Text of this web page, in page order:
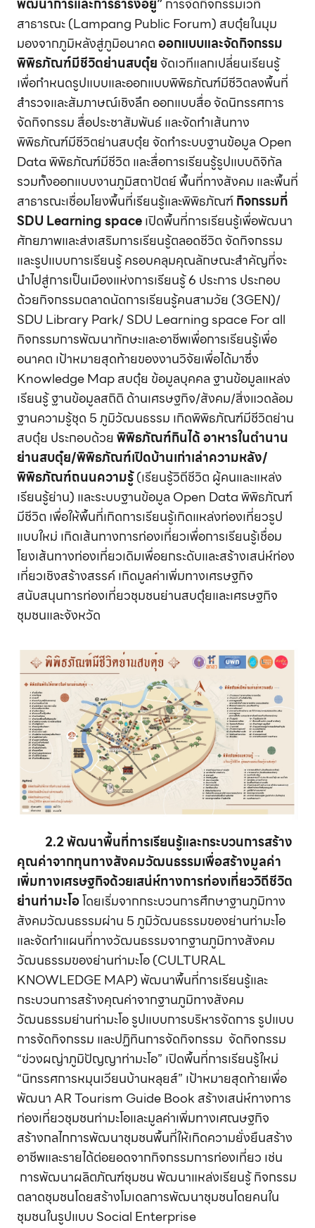
สาธารณะ (Lampang Public Forum) สบตุ๋ยในมุม
มองจากภูมิหลังสู่ภูมิอนาคตออกแบบและจัดกิจกรรม
พิพิธภัณฑ์มีชีวิตย่านสบตุ๋ยจัดเวทีแลกเปลี่ยนเรียนรู้
เพื่อกำหนดรูปแบบและออกแบบพิพิธภัณฑ์มีชีวิตลงพื้นที่
สำรวจและสัมภาษณ์เชิงลึก ออกแบบสื่อ จัดนิทรรศการ
จัดกิจกรรม สื่อประชาสัมพันธ์ และจัดทำเส้นทาง
พิพิธภัณฑ์มีชีวิตย่านสบตุ๋ย จัดทำระบบฐานข้อมูล Open
Data พิพิธภัณฑ์มีชีวิต และสื่อการเรียนรู้รูปแบบดิจิทัล
รวมทั้งออกแบบงานภูมิสถาปัตย์ พื้นที่ทางสังคม และพื้นที่
สาธารณะเชื่อมโยงพื้นที่เรียนรู้และพิพิธภัณฑ์กิจกรรมที่
SDU Learning spaceเปิดพื้นที่การเรียนรู้เพื่อพัฒนา
ศักยภาพและส่งเสริมการเรียนรู้ตลอดชีวิต จัดกิจกรรม
และรูปแบบการเรียนรู้ ครอบคลุมคุณลักษณะสำคัญที่จะ
นำไปสู่การเป็นเมืองแห่งการเรียนรู้ 6 ประการ ประกอบ
ด้วยกิจกรรมตลาดนัดการเรียนรู้คนสามวัย (3GEN)/
SDU Library Park/ SDU Learning space For all
กิจกรรมการพัฒนาทักษะและอาชีพเพื่อการเรียนรู้เพื่อ
อนาคต เป้าหมายสุดท้ายของงานวิจัยเพื่อได้มาซึ่ง
Knowledge Map สบตุ๋ย ข้อมูลบุคคล ฐานข้อมูลแหล่ง
เรียนรู้ ฐานข้อมูลสถิติ ด้านเศรษฐกิจ/สังคม/สิ่งแวดล้อม
ฐานความรู้ชุด 5 ภูมิวัฒนธรรม เกิดพิพิธภัณฑ์มีชีวิตย่าน
สบตุ๋ย ประกอบด้วย พิพิธภัณฑ์กินได้ อาหารในตำนาน
ย่านสบตุ๋ย/พิพิธภัณฑ์เปิดบ้านเก่าเล่าความหลัง/
พิพิธภัณฑ์ถนนความรู้(เรียนรู้วิถีชีวิต ผู้คนและแหล่ง
เรียนรู้ย่าน) และระบบฐานข้อมูล Open Data พิพิธภัณฑ์
มีชีวิต เพื่อให้พื้นที่เกิดการเรียนรู้เกิดแหล่งท่องเที่ยวรูป
แบบใหม่ เกิดเส้นทางการท่องเที่ยวเพื่อการเรียนรู้เชื่อม
โยงเส้นทางท่องเที่ยวเดิมเพื่อยกระดับและสร้างเสน่ห์ท่อง
เที่ยวเชิงสร้างสรรค์ เกิดมูลค่าเพิ่มทางเศรษฐกิจ
สนับสนุนการท่องเที่ยวชุมชนย่านสบตุ๋ยและเศรษฐกิจ
ชุมชนและจังหวัด
2.2 พัฒนาพื้นที่การเรียนรู้และกระบวนการสร้าง
คุณค่าจากทุนทางสังคมวัฒนธรรมเพื่อสร้างมูลค่า
เพิ่มทางเศรษฐกิจด้วยเสน่ห์ทางการท่องเที่ยววิถีชีวิต
ย่านท่ามะโอโดยเริ่มจากกระบวนการศึกษาฐานภูมิทาง
สังคมวัฒนธรรมผ่าน 5 ภูมิวัฒนธรรมของย่านท่ามะโอ
และจัดทำแผนที่ทางวัฒนธรรมจากฐานภูมิทางสังคม
วัฒนธรรมของย่านท่ามะโอ (CULTURAL
KNOWLEDGE MAP) พัฒนาพื้นที่การเรียนรู้และ
กระบวนการสร้างคุณค่าจากฐานภูมิทางสังคม
วัฒนธรรมย่านท่ามะโอ รูปแบบการบริหารจัดการ รูปแบบ
การจัดกิจกรรม และปฏิทินการจัดกิจกรรม จัดกิจกรรม
“ข่วงผญ่าภูมิปัญญาท่ามะโอ” เปิดพื้นที่การเรียนรู้ใหม่
“นิทรรศการหมุนเวียนบ้านหลุยส์” เป้าหมายสุดท้ายเพื่อ
พัฒนา AR Tourism Guide Book สร้างเสน่ห์ทางการ
ท่องเที่ยวชุมชนท่ามะโอและมูลค่าเพิ่มทางเศณษฐกิจ
สร้างกลไกการพัฒนาชุมชนพื้นที่ให้เกิดความยั่งยืนสร้าง
อาชีพและรายได้ต่อยอดจากกิจกรรมการท่องเที่ยว เช่น
การพัฒนาผลิตภัณฑ์ชุมชน พัฒนาแหล่งเรียนรู้ กิจกรรม
ตลาดชุมชนโดยสร้างโมเดลการพัฒนาชุมชนโดยคนใน
ชุมชนในรูปแบบ Social Enterprise